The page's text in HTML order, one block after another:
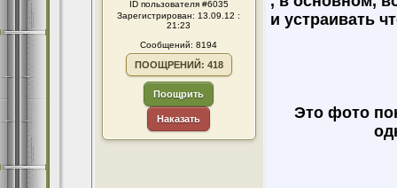
ID пользователя #6035
Зарегистрирован: 13.09.12 :
21:23
Сообщений: 8194
ПООЩРЕНИЙ: 418
Поощрить
Наказать
и устраивать
Это фото